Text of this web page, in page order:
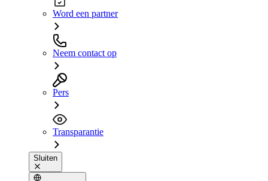
Word een partner
Neem contact op
Pers
Transparantie
Sluiten